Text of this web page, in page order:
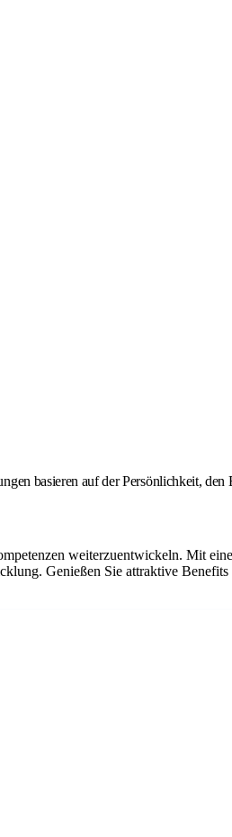
basieren auf der Persönlichkeit,
weiterzuentwickeln. Mit
Genießen Sie attraktive